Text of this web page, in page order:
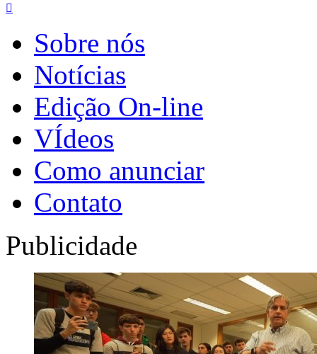

Sobre nós
Notícias
Edição On-line
VÍdeos
Como anunciar
Contato
Publicidade